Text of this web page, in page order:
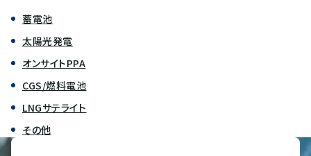
蓄電池
太陽光発電
オンサイトPPA
CGS/燃料電池
LNGサテライト
その他